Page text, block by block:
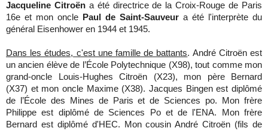
Jacqueline Citroëna été directrice de la Croix-Rouge de Paris
16e et mon oncle
Paul de Saint-Sauveur a été l'interprète du
général Eisenhower en 1944 et 1945.
Dans les études, c'est une famille de battants. André Citroën est
un ancien élève de l’École Polytechnique (X98), tout comme mon
grand-oncle Louis-Hughes Citroën (X23), mon père Bernard
(X37) et mon oncle Maxime (X38). Jacques Bingen est diplômé
de l’École des Mines de Paris et de Sciences po. Mon frère
Philippe est diplômé de Sciences Po et de l'ENA. Mon frère
Bernard est diplômé d'HEC. Mon cousin André Citroën (fils de